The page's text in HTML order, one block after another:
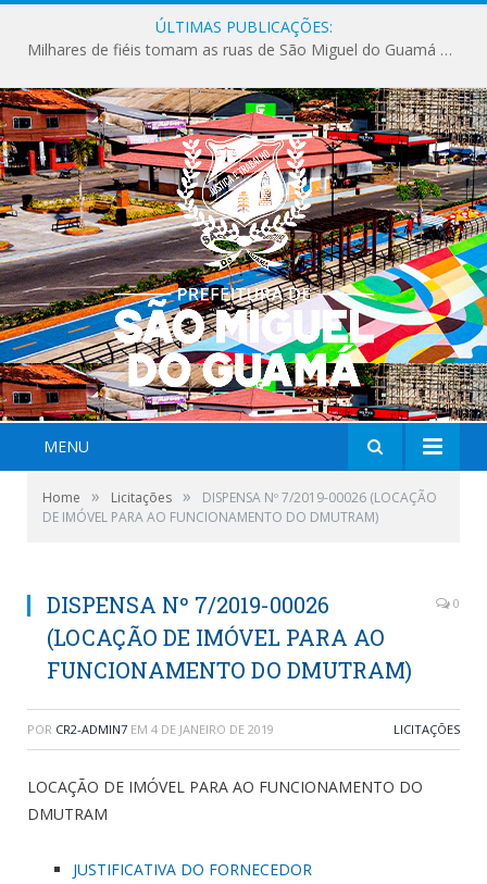
ÚLTIMAS PUBLICAÇÕES:
Milhares de fiéis tomam as ruas de São Miguel do Guamá em uma grande celebração de fé na Marcha para Jesus 2026.
MENU
Home » Licitações »
DISPENSA Nº 7/2019-00026 (LOCAÇÃO
DE IMÓVEL PARA AO FUNCIONAMENTO DO DMUTRAM)
DISPENSA Nº 7/2019-00026
(LOCAÇÃO DE IMÓVEL PARA AO
FUNCIONAMENTO DO DMUTRAM)
0
POR CR2-ADMIN7 EM 4 DE JANEIRO DE 2019 LICITAÇÕES
LOCAÇÃO DE IMÓVEL PARA AO FUNCIONAMENTO DO
DMUTRAM
JUSTIFICATIVA DO FORNECEDOR